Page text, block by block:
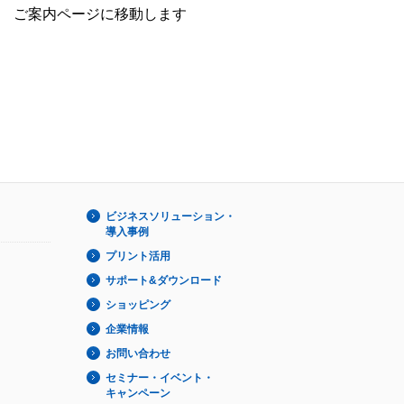
ご案内ページに移動します
ビジネスソリューション・
導入事例
プリント活用
サポート&ダウンロード
ショッピング
企業情報
お問い合わせ
セミナー・イベント・
キャンペーン